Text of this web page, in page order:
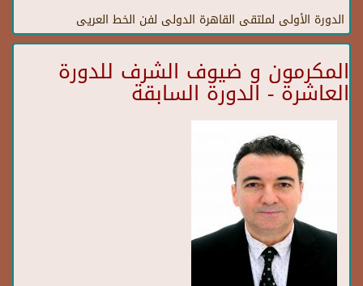
الدورة الأولى لملتقى القاهرة الدولى لفن الخط العريى
المكرمون و ضيوف الشرف للدورة
العاشرة - الدورة السابقة